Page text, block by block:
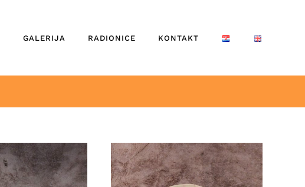
GALERIJA RADIONICE KONTAKT